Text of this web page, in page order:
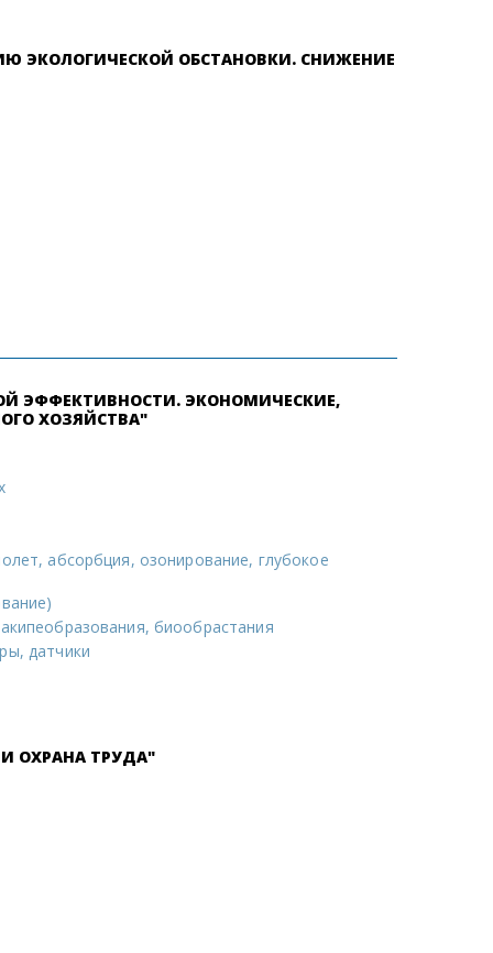
ЭКОЛОГИЧЕСКОЙ ОБСТАНОВКИ. СНИЖЕНИЕ
ЭФФЕКТИВНОСТИ. ЭКОНОМИЧЕСКИЕ,
ХОЗЯЙСТВА"
абсорбция, озонирование, глубокое
биообрастания
датчики
ОХРАНА ТРУДА"